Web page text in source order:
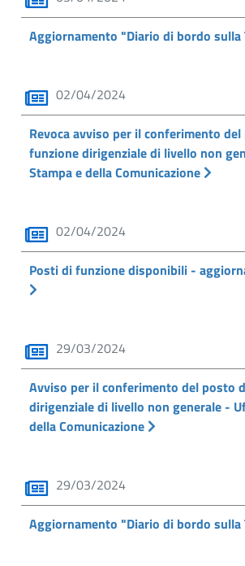
Aggiornamento "Diario di bordo sulla
02/04/2024
Revoca avviso per il conferimento
funzione dirigenziale di livello non
Stampa e della Comunicazione
02/04/2024
Posti di funzione disponibili -
29/03/2024
Avviso per il conferimento del posto
dirigenziale di livello non generale -
della Comunicazione
29/03/2024
Aggiornamento "Diario di bordo sulla